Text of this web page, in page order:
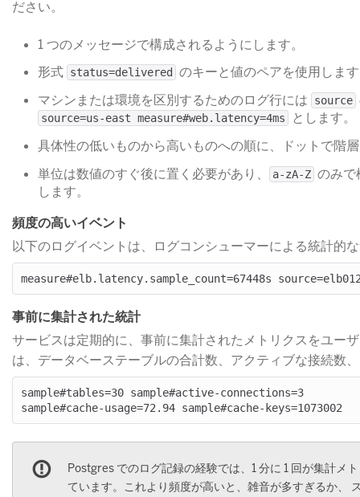
ださい。
1 つのメッセージで構成されるようにします。
形式 status=delivered
のキーと値のペアを使用しま
マシンまたは環境を区別するためのログ行には
source
source=us-east measure#web.latency=4ms
​ とします。
具体性の低いものから高いものへの順に、ドットで階
単位は数値のすぐ後に置く必要があり、
a-zA-Z
のみ
します。
頻度の高いイベント
以下のログイベントは、ログコンシューマーによる統計的
事前に集計された統計
サービスは定期的に、事前に集計されたメトリクスをユー
は、データベーステーブルの合計数、アクティブな接続数
sample#tables=30 sample#active-connections=3
Postgres でのログ記録の経験では、1 分に 1 回が集計メ
ています。これより頻度が高いと、雑音が多すぎるか、